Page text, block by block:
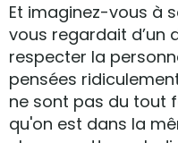
Et imaginez-vous à
vous regardait d’un
respecter la
pensées
ne sont pas du tout
qu'on est dans la